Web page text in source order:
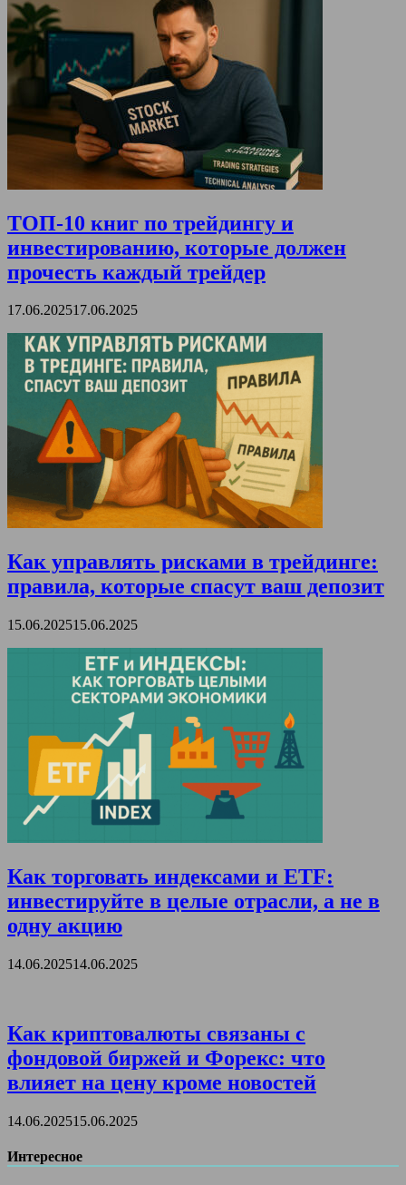
ТОП-10 книг по трейдингу и
инвестированию, которые должен
прочесть каждый трейдер
17.06.202517.06.2025
Как управлять рисками в трейдинге:
правила, которые спасут ваш депозит
15.06.202515.06.2025
Как торговать индексами и ETF:
инвестируйте в целые отрасли, а не в
одну акцию
14.06.202514.06.2025
Как криптовалюты связаны с
фондовой биржей и Форекс: что
влияет на цену кроме новостей
14.06.202515.06.2025
Интересное